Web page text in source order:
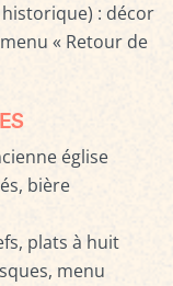
: décor
« Retour de
église
bière
plats à huit
menu